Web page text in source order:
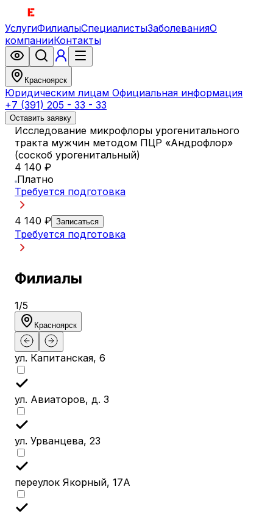
УслугиФилиалыСпециалистыЗаболеванияО
компанииКонтакты
Красноярск
Юридическим лицам Официальная информация
+7 (391) 205 - 33 - 33
Оставить заявку
Исследование микрофлоры урогенитального
тракта мужчин методом ПЦР «Андрофлор»
(соскоб урогенитальный)
4 140 ₽
Платно
Требуется подготовка
4 140 ₽ Записаться
Требуется подготовка
Филиалы
1/5
Красноярск
ул. Капитанская, 6
ул. Авиаторов, д. 3
ул. Урванцева, 23
переулок Якорный, 17А